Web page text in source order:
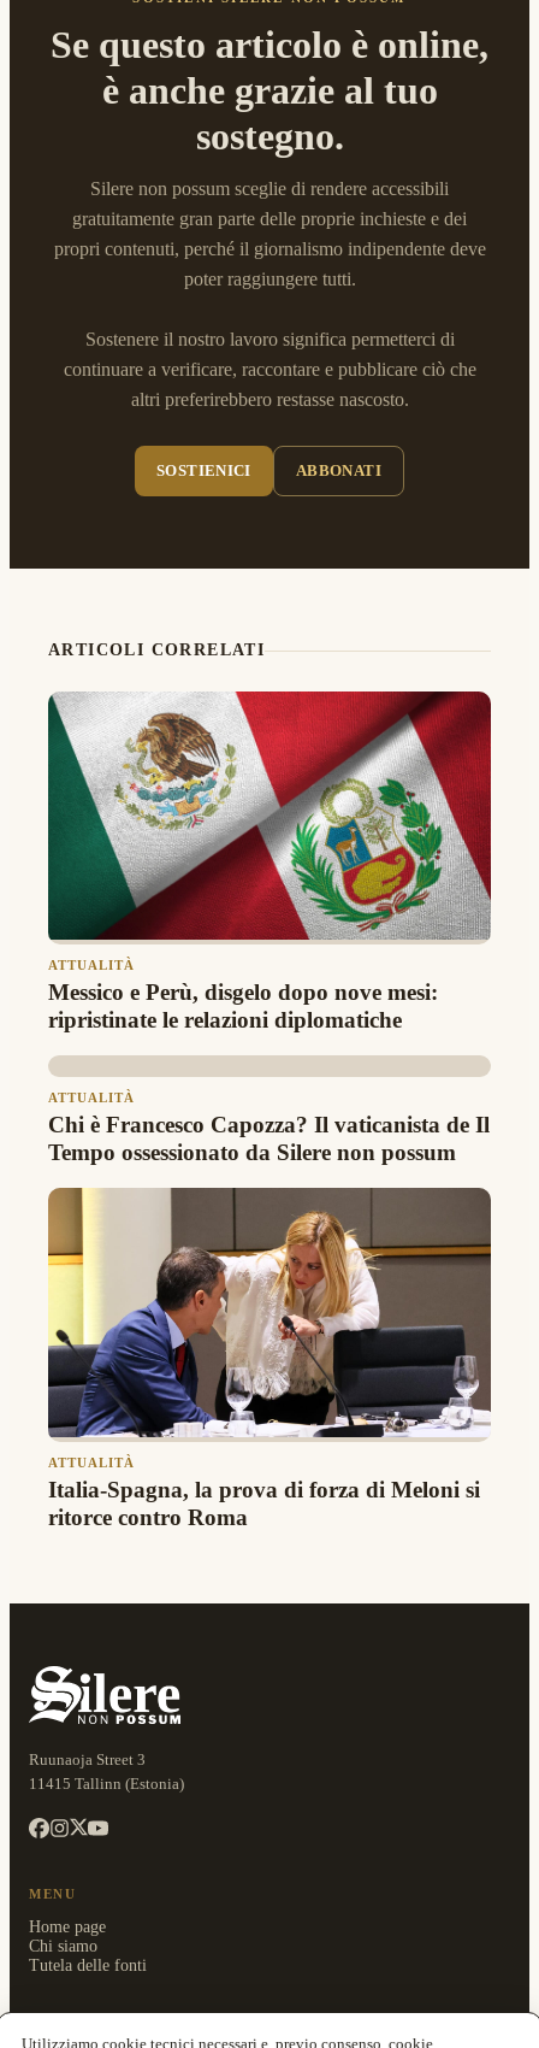
Se questo articolo è online,
è anche grazie al tuo
sostegno.
Silere non possum sceglie di rendere accessibili
gratuitamente gran parte delle proprie inchieste e dei
propri contenuti, perché il giornalismo indipendente deve
poter raggiungere tutti.
Sostenere il nostro lavoro significa permetterci di
continuare a verificare, raccontare e pubblicare ciò che
altri preferirebbero restasse nascosto.
SOSTIENICI ABBONATI
ARTICOLI CORRELATI
ATTUALITÀ
Messico e Perù, disgelo dopo nove mesi:
ripristinate le relazioni diplomatiche
ATTUALITÀ
Chi è Francesco Capozza? Il vaticanista de Il
Tempo ossessionato da Silere non possum
ATTUALITÀ
Italia-Spagna, la prova di forza di Meloni si
ritorce contro Roma
Ruunaoja Street 3
11415 Tallinn (Estonia)
MENU
Home page
Chi siamo
Tutela delle fonti
Utilizziamo cookie tecnici necessari e, previo consenso, cookie